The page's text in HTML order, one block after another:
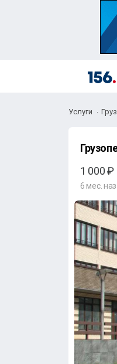
Услуги
1 000 ₽
6 мес.